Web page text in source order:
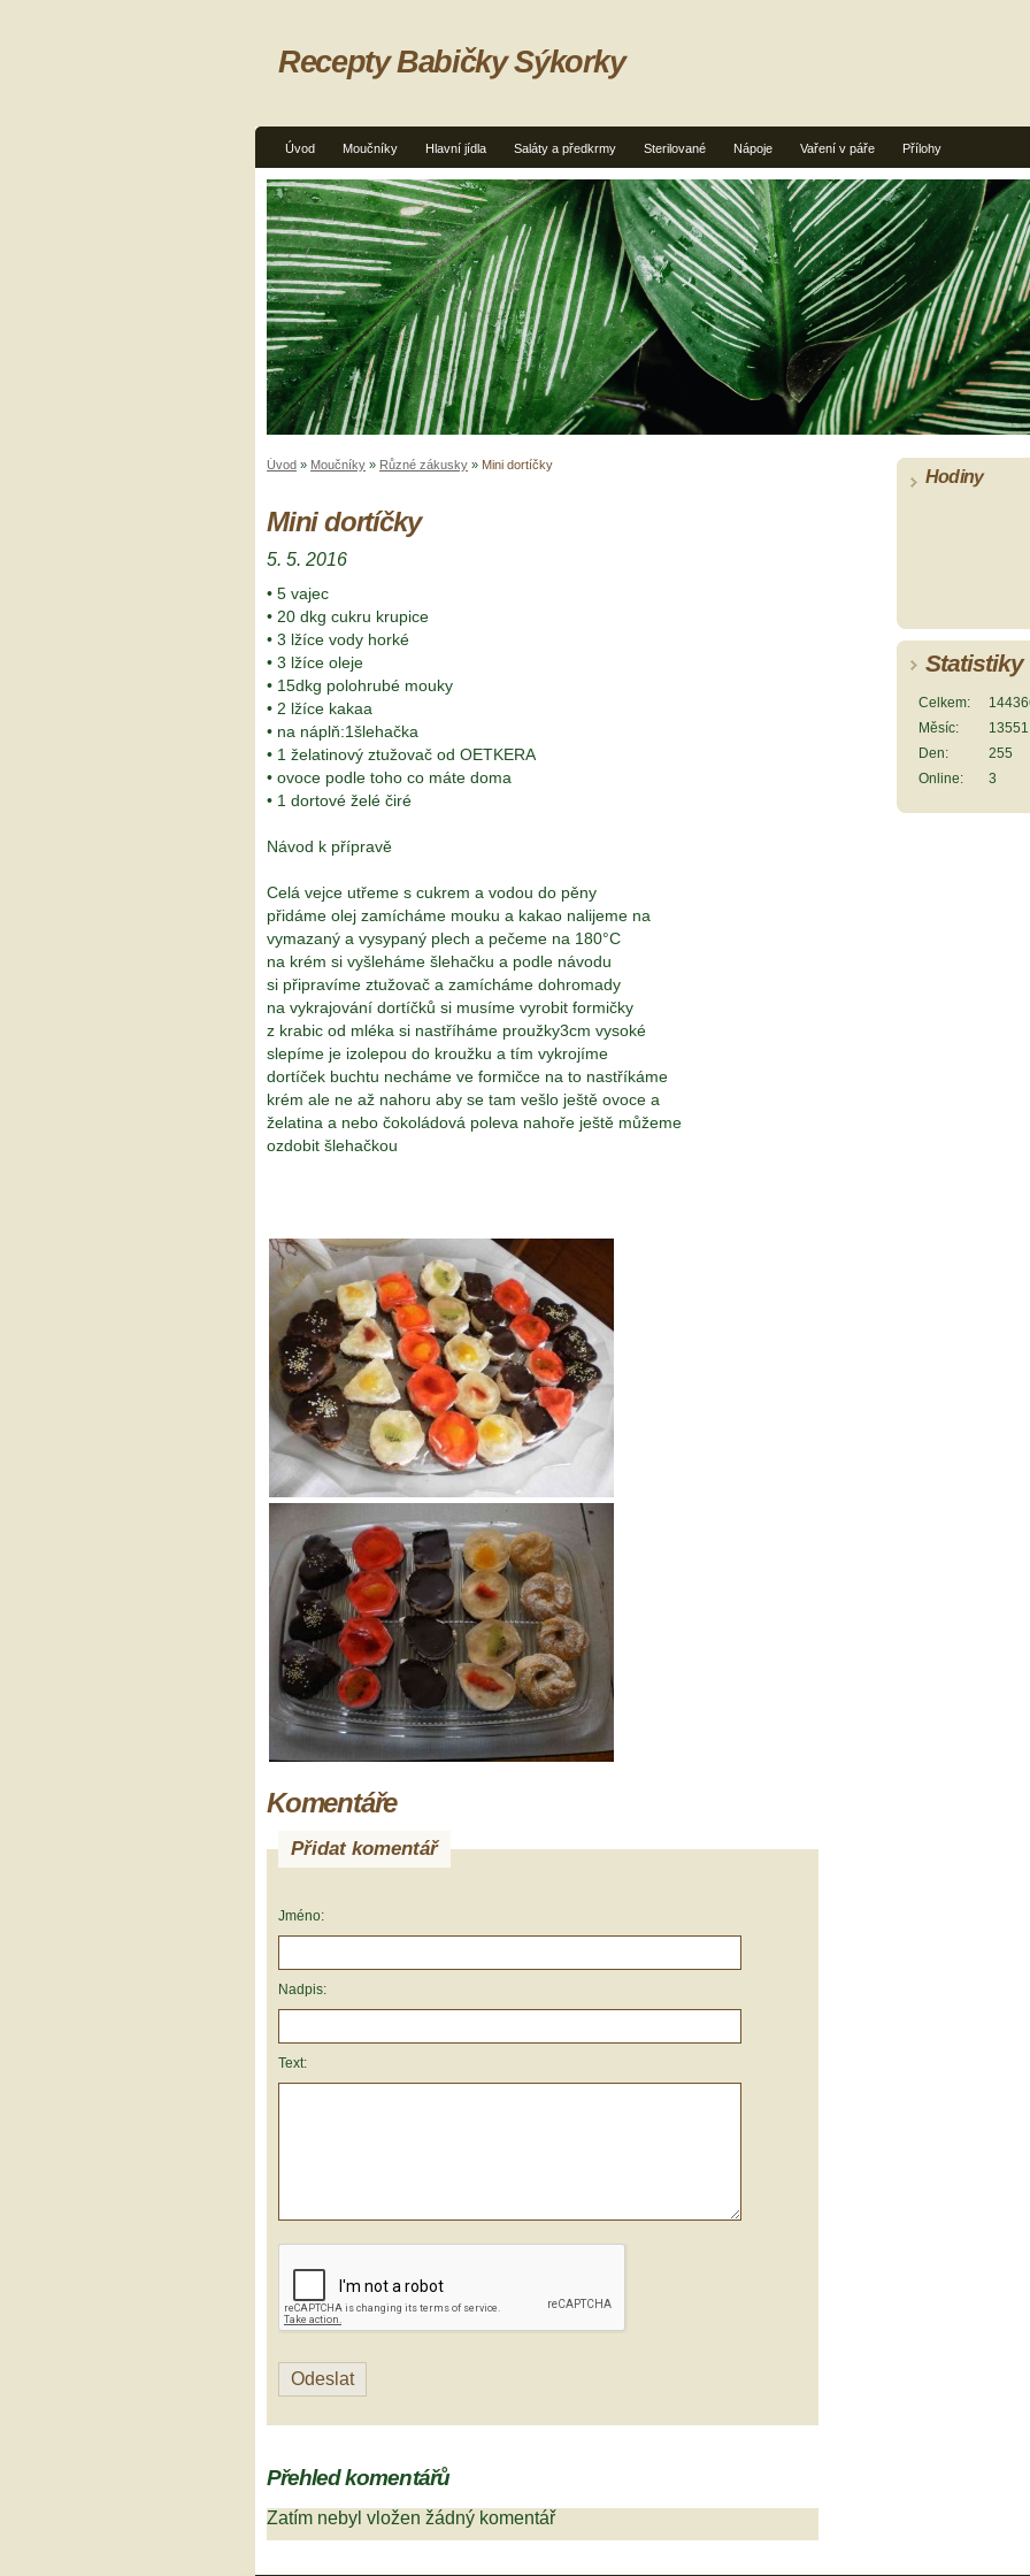
Úvod Moučníky Hlavní jídla Saláty a předkrmy Sterilované Nápoje Vaření v páře Přílohy
Recepty Babičky Sýkorky
Úvod » Moučníky » Různé zákusky » Mini dortíčky
Mini dortíčky
5. 5. 2016
• 5 vajec
• 20 dkg cukru krupice
• 3 lžíce vody horké
• 3 lžíce oleje
• 15dkg polohrubé mouky
• 2 lžíce kakaa
• na náplň:1šlehačka
• 1 želatinový ztužovač od OETKERA
• ovoce podle toho co máte doma
• 1 dortové želé čiré
Návod k přípravě
Celá vejce utřeme s cukrem a vodou do pěny
přidáme olej zamícháme mouku a kakao nalijeme na
vymazaný a vysypaný plech a pečeme na 180°C
na krém si vyšleháme šlehačku a podle návodu
si připravíme ztužovač a zamícháme dohromady
na vykrajování dortíčků si musíme vyrobit formičky
z krabic od mléka si nastříháme proužky3cm vysoké
slepíme je izolepou do kroužku a tím vykrojíme
dortíček buchtu necháme ve formičce na to nastříkáme
krém ale ne až nahoru aby se tam vešlo ještě ovoce a
želatina a nebo čokoládová poleva nahoře ještě můžeme
ozdobit šlehačkou
Komentáře
Přidat komentář
Jméno:
Nadpis:
Text:
Přehled komentářů
Zatím nebyl vložen žádný komentář
Hodiny
Statistiky
Online: 3
Celkem:
Měsíc:
13551
Den:
255